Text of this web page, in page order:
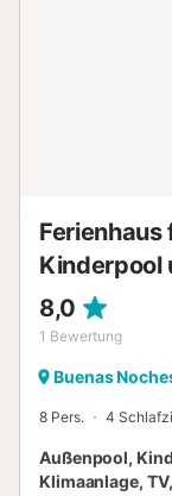
Ferienhaus
Kinderpool
8,0
1 Bewertung
Buenas
8 Pers. 4
Außenpool,
Klimaanlage,